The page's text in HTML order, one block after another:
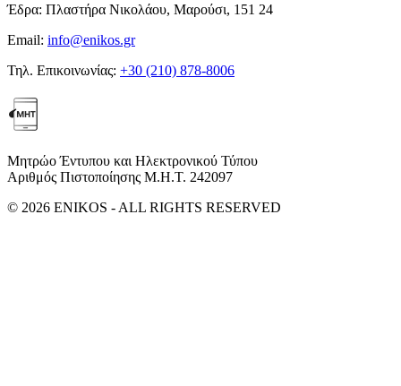
Έδρα: Πλαστήρα Νικολάου, Μαρούσι, 151 24
Email: info@enikos.gr
Τηλ. Επικοινωνίας: +30 (210) 878-8006
Μητρώο Έντυπου και Ηλεκτρονικού Τύπου
Αριθμός Πιστοποίησης Μ.Η.Τ. 242097
© 2026 ENIKOS - ALL RIGHTS RESERVED